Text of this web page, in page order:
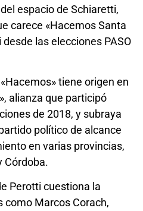
espacio de Schiaretti,
carece «Hacemos Santa
las elecciones PASO
tiene origen en
alianza que participó
de 2018, y subraya
político de alcance
en varias provincias,
Córdoba.
Perotti cuestiona la
como Marcos Corach,